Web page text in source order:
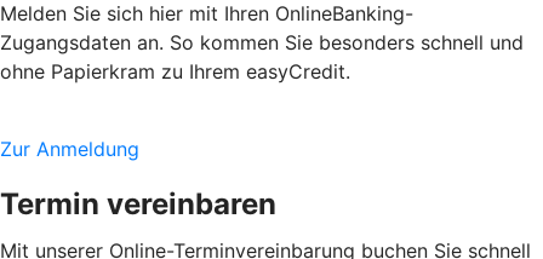
Melden Sie sich hier mit Ihren OnlineBanking-
Zugangsdaten an. So kommen Sie besonders schnell und
ohne Papierkram zu Ihrem easyCredit.
Zur Anmeldung
Termin vereinbaren
Mit unserer Online-Terminvereinbarung buchen Sie schnell